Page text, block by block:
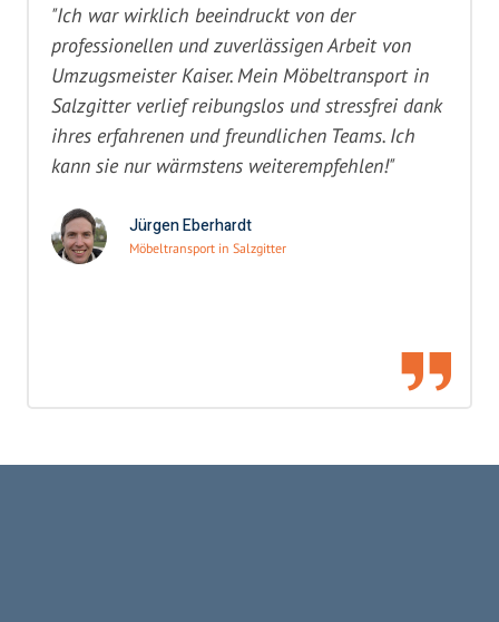
"Ich war wirklich beeindruckt von der
professionellen und zuverlässigen Arbeit von
Umzugsmeister Kaiser. Mein Möbeltransport in
Salzgitter verlief reibungslos und stressfrei dank
ihres erfahrenen und freundlichen Teams. Ich
kann sie nur wärmstens weiterempfehlen!"
Jürgen Eberhardt
Möbeltransport in Salzgitter